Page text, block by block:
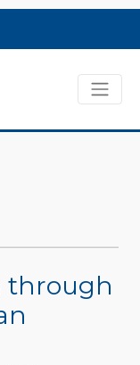
through